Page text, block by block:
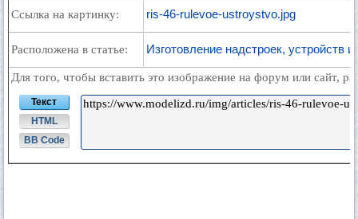
Ссылка на картинку: ris-46-rulevoe-ustroystvo.jpg
Расположена в статье: Изготовление надстроек, устройств
Для того, чтобы вставить это изображение на форум или сайт,
Текст
HTML
BB Code